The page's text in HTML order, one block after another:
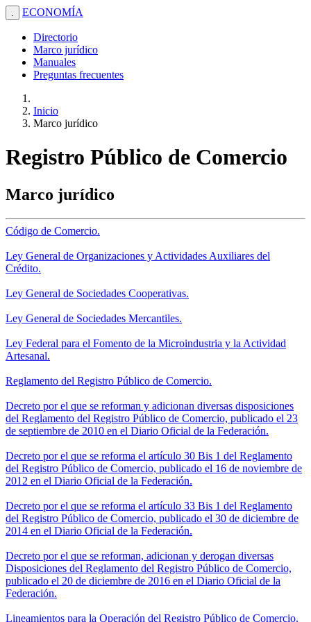
. ECONOMÍA
Directorio
Marco jurídico
Manuales
Preguntas frecuentes
Inicio
Marco jurídico
Registro Público de Comercio
Marco jurídico
Código de Comercio.
Ley General de Organizaciones y Actividades Auxiliares del
Crédito.
Ley General de Sociedades Cooperativas.
Ley General de Sociedades Mercantiles.
Ley Federal para el Fomento de la Microindustria y la Actividad
Artesanal.
Reglamento del Registro Público de Comercio.
Decreto por el que se reforman y adicionan diversas disposiciones
del Reglamento del Registro Público de Comercio, publicado el 23
de septiembre de 2010 en el Diario Oficial de la Federación.
Decreto por el que se reforma el artículo 30 Bis 1 del Reglamento
del Registro Público de Comercio, publicado el 16 de noviembre de
2012 en el Diario Oficial de la Federación.
Decreto por el que se reforma el artículo 33 Bis 1 del Reglamento
del Registro Público de Comercio, publicado el 30 de diciembre de
2014 en el Diario Oficial de la Federación.
Decreto por el que se reforman, adicionan y derogan diversas
Disposiciones del Reglamento del Registro Público de Comercio,
publicado el 20 de diciembre de 2016 en el Diario Oficial de la
Federación.
Lineamientos para la Operación del Registro Público de Comercio.